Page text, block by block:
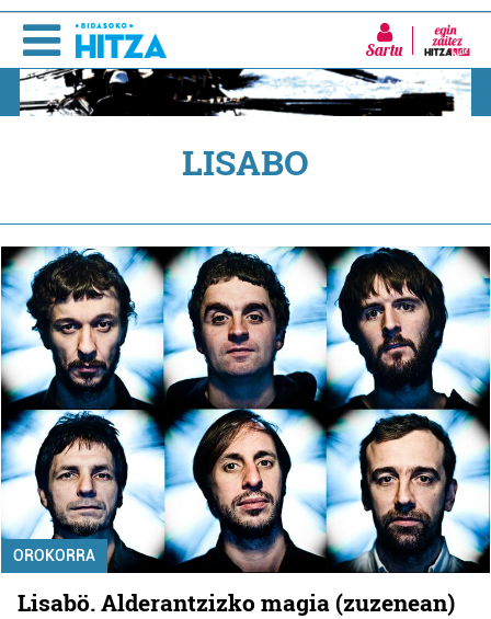
Sartu
LISABO
OROKORRA
Lisabö. Alderantzizko magia (zuzenean)